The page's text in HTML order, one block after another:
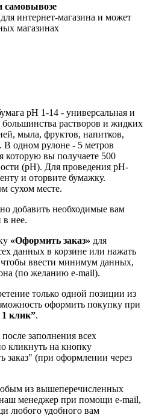
самовывозе
интернет-магазина и может
магазинах
pH 1-14 - универсальная и
растворов и жидких
мыла, фруктов, напитков,
одном рулоне - 5 метров
которую вы получаете 500
(pH). Для проведения pH-
и оторвите бумажку.
сухом месте.
добавить необходимые вам
в нее.
«Оформить заказ» для
данных в корзине или нажать
чтобы ввести минимум данных,
(по желанию e-mail).
только одной позиции из
оформить покупку при
клик”.
заполнения всех
кликнуть на кнопку
(при оформлении через
из вышеперечисленных
менеджер при помощи e-mail,
любого удобного вам